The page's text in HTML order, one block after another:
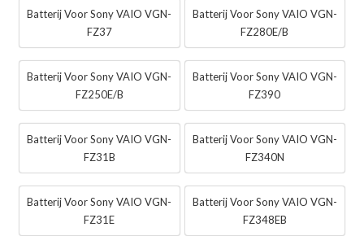
Batterij Voor Sony VAIO VGN-
FZ37
Batterij Voor Sony VAIO VGN-
FZ280E/B
Batterij Voor Sony VAIO VGN-
FZ250E/B
Batterij Voor Sony VAIO VGN-
FZ390
Batterij Voor Sony VAIO VGN-
FZ31B
Batterij Voor Sony VAIO VGN-
FZ340N
Batterij Voor Sony VAIO VGN-
FZ31E
Batterij Voor Sony VAIO VGN-
FZ348EB